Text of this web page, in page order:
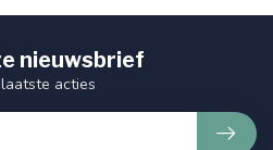
nieuwsbrief
acties